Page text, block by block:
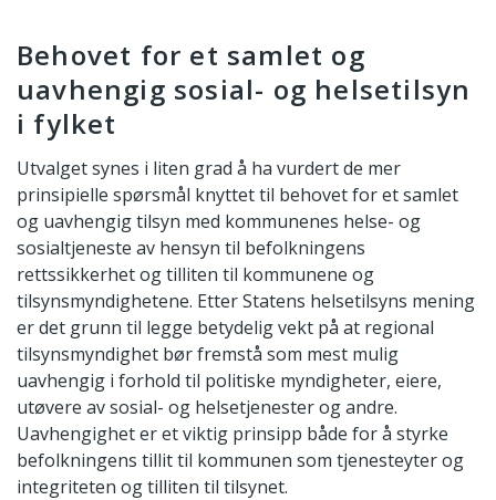
Behovet for et samlet og
uavhengig sosial- og helsetilsyn
i fylket
Utvalget synes i liten grad å ha vurdert de mer
prinsipielle spørsmål knyttet til behovet for et samlet
og uavhengig tilsyn med kommunenes helse- og
sosialtjeneste av hensyn til befolkningens
rettssikkerhet og tilliten til kommunene og
tilsynsmyndighetene. Etter Statens helsetilsyns mening
er det grunn til legge betydelig vekt på at regional
tilsynsmyndighet bør fremstå som mest mulig
uavhengig i forhold til politiske myndigheter, eiere,
utøvere av sosial- og helsetjenester og andre.
Uavhengighet er et viktig prinsipp både for å styrke
befolkningens tillit til kommunen som tjenesteyter og
integriteten og tilliten til tilsynet.